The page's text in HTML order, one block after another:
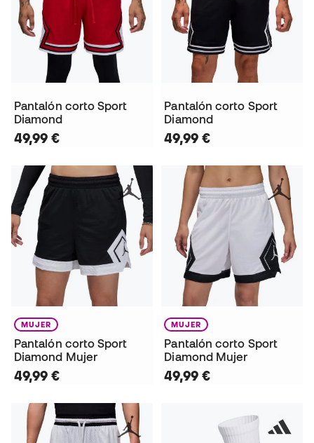
Pantalón corto Sport
Diamond
49,99 €
Pantalón corto Sport
Diamond
49,99 €
MUJER
Pantalón corto Sport
Diamond Mujer
49,99 €
MUJER
Pantalón corto Sport
Diamond Mujer
49,99 €